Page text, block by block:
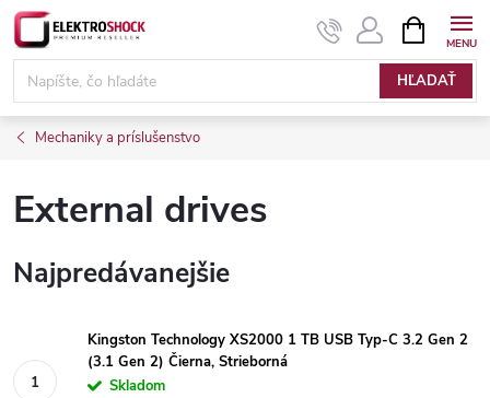
Prejsť
na
obsah
HĽADAŤ
KOŠÍK
Mechaniky a príslušenstvo
External drives
Najpredávanejšie
Kingston Technology XS2000 1 TB USB Typ-C 3.2 Gen 2
(3.1 Gen 2) Čierna, Strieborná
Skladom